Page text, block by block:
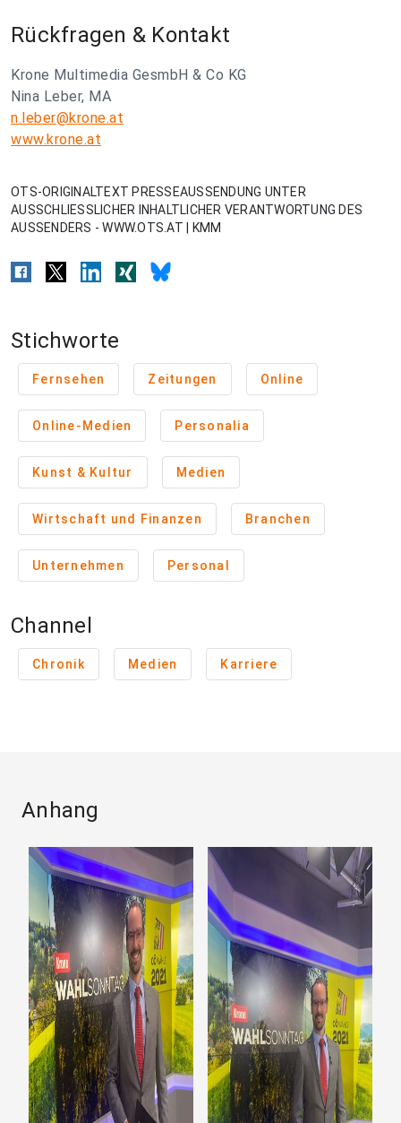
Rückfragen & Kontakt
Krone Multimedia GesmbH & Co KG
Nina Leber, MA
n.leber@krone.at
www.krone.at
OTS-ORIGINALTEXT PRESSEAUSSENDUNG UNTER
AUSSCHLIESSLICHER INHALTLICHER VERANTWORTUNG DES
AUSSENDERS - WWW.OTS.AT | KMM
Stichworte
Fernsehen Zeitungen Online
Online-Medien Personalia
Kunst & Kultur Medien
Wirtschaft und Finanzen Branchen
Unternehmen Personal
Channel
Chronik Medien Karriere
Anhang